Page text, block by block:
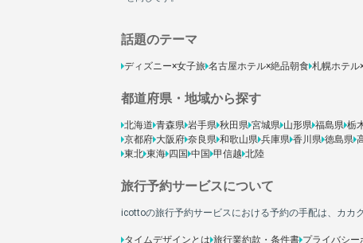
話題のテーマ
ディズニー×女子旅 名古屋ホテル×絶品朝食 札幌ホテル
都道府県・地域から探す
北海道 青森県 岩手県 秋田県 宮城県 山形県 福島県 栃
京都府 大阪府 奈良県 和歌山県 兵庫県 香川県 徳島県
東北 東海 四国 中国 甲信越 北陸
旅行予約サービスについて
icottoの旅行予約サービスにおける予約の手配は、カカ
タイムデザインとは 旅行業約款・条件書 プライバシー